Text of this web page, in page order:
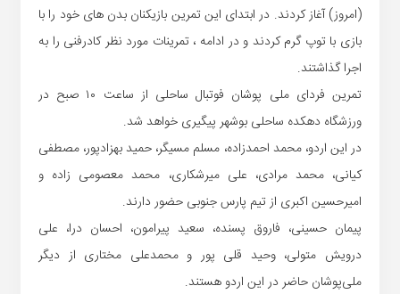
(امروز) آغاز کردند. در ابتدای این تمرین بازیکنان بدن های خود را با
بازی با توپ گرم کردند و در ادامه ، تمرینات مورد نظر کادرفنی را به
اجرا گذاشتند.
تمرین فردای ملی پوشان فوتبال ساحلی از ساعت ۱۰ صبح در
ورزشگاه دهکده ساحلی بوشهر پیگیری خواهد شد.
در این اردو، محمد احمدزاده، مسلم مسیگر، حمید بهزادپور، مصطفی
کیانی، محمد مرادی، علی میرشکاری، محمد معصومی زاده و
امیرحسین اکبری از تیم پارس جنوبی حضور دارند.
پیمان حسینی، فاروق پسنده، سعید پیرامون، احسان درا، علی
درویش متولی، وحید قلی پور و محمدعلی مختاری از دیگر
ملی‌پوشان حاضر در این اردو هستند.